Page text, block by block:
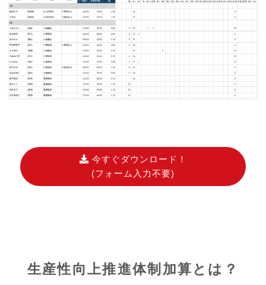
今すぐダウンロード！
(フォーム入力不要)
生産性向上推進体制加算とは？